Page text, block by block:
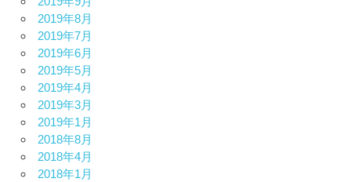
2019年8月
2019年7月
2019年6月
2019年5月
2019年4月
2019年3月
2019年1月
2018年8月
2018年4月
2018年1月